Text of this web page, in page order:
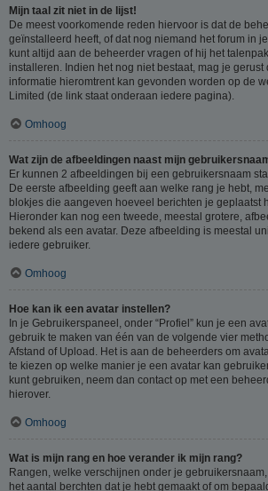
Mijn taal zit niet in de lijst!
De meest voorkomende reden hiervoor is dat de
geïnstalleerd heeft, of dat nog niemand het forum in
kunt altijd aan de beheerder vragen of hij het
installeren. Indien het nog niet bestaat, mag je
informatie hieromtrent kan gevonden worden op de
Limited (de link staat onderaan iedere pagina).
Omhoog
Wat zijn de afbeeldingen naast mijn
Er kunnen 2 afbeeldingen bij een gebruikersnaam
De eerste afbeelding geeft aan welke rang je hebt,
blokjes die aangeven hoeveel berichten je geplaatst
Hieronder kan nog een tweede, meestal grotere,
bekend als een avatar. Deze afbeelding is meestal
iedere gebruiker.
Omhoog
Hoe kan ik een avatar instellen?
In je Gebruikerspaneel, onder “Profiel” kun je een
gebruik te maken van één van de volgende vier
Afstand of Upload. Het is aan de beheerders om
te kiezen op welke manier je een avatar kan
kunt gebruiken, neem dan contact op met een
hierover.
Omhoog
Wat is mijn rang en hoe verander ik mijn rang?
Rangen, welke verschijnen onder je
het aantal berchten dat je hebt gemaakt of om